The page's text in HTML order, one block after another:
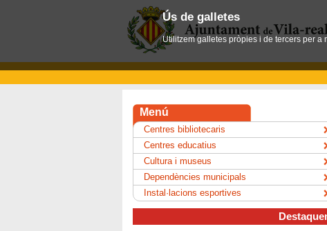
Menú
Centres bibliotecaris
Centres educatius
Cultura i museus
Dependències municipals
Instal·lacions esportives
Ús de galletes
Utilitzem galletes pròpies i de tercers per a